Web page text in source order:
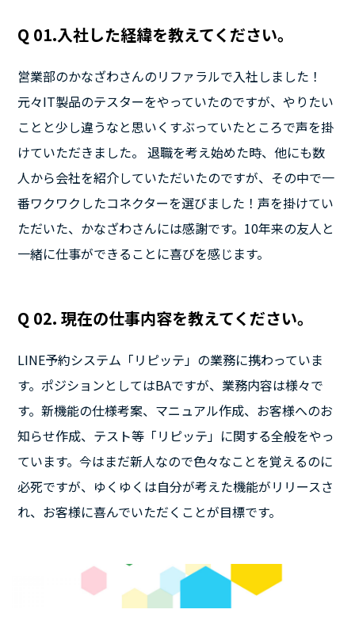
Q 01.入社した経緯を教えてください。
営業部のかなざわさんのリファラルで入社しました！
元々IT製品のテスターをやっていたのですが、やりたい
ことと少し違うなと思いくすぶっていたところで声を掛
けていただきました。 退職を考え始めた時、他にも数
人から会社を紹介していただいたのですが、その中で一
番ワクワクしたコネクターを選びました！声を掛けてい
ただいた、かなざわさんには感謝です。10年来の友人と
一緒に仕事ができることに喜びを感じます。
Q 02. 現在の仕事内容を教えてください。
LINE予約システム「リピッテ」の業務に携わっていま
す。ポジションとしてはBAですが、業務内容は様々で
す。新機能の仕様考案、マニュアル作成、お客様へのお
知らせ作成、テスト等「リピッテ」に関する全般をやっ
ています。今はまだ新人なので色々なことを覚えるのに
必死ですが、ゆくゆくは自分が考えた機能がリリースさ
れ、お客様に喜んでいただくことが目標です。